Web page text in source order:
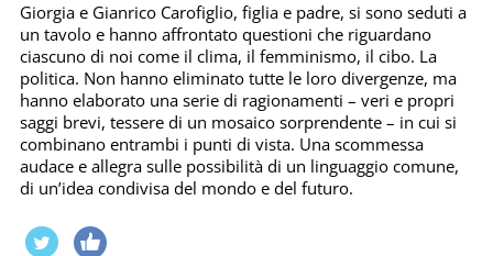
Giorgia e Gianrico Carofiglio, figlia e padre, si sono seduti a
un tavolo e hanno affrontato questioni che riguardano
ciascuno di noi come il clima, il femminismo, il cibo. La
politica. Non hanno eliminato tutte le loro divergenze, ma
hanno elaborato una serie di ragionamenti – veri e propri
saggi brevi, tessere di un mosaico sorprendente – in cui si
combinano entrambi i punti di vista. Una scommessa
audace e allegra sulle possibilità di un linguaggio comune,
di un’idea condivisa del mondo e del futuro.